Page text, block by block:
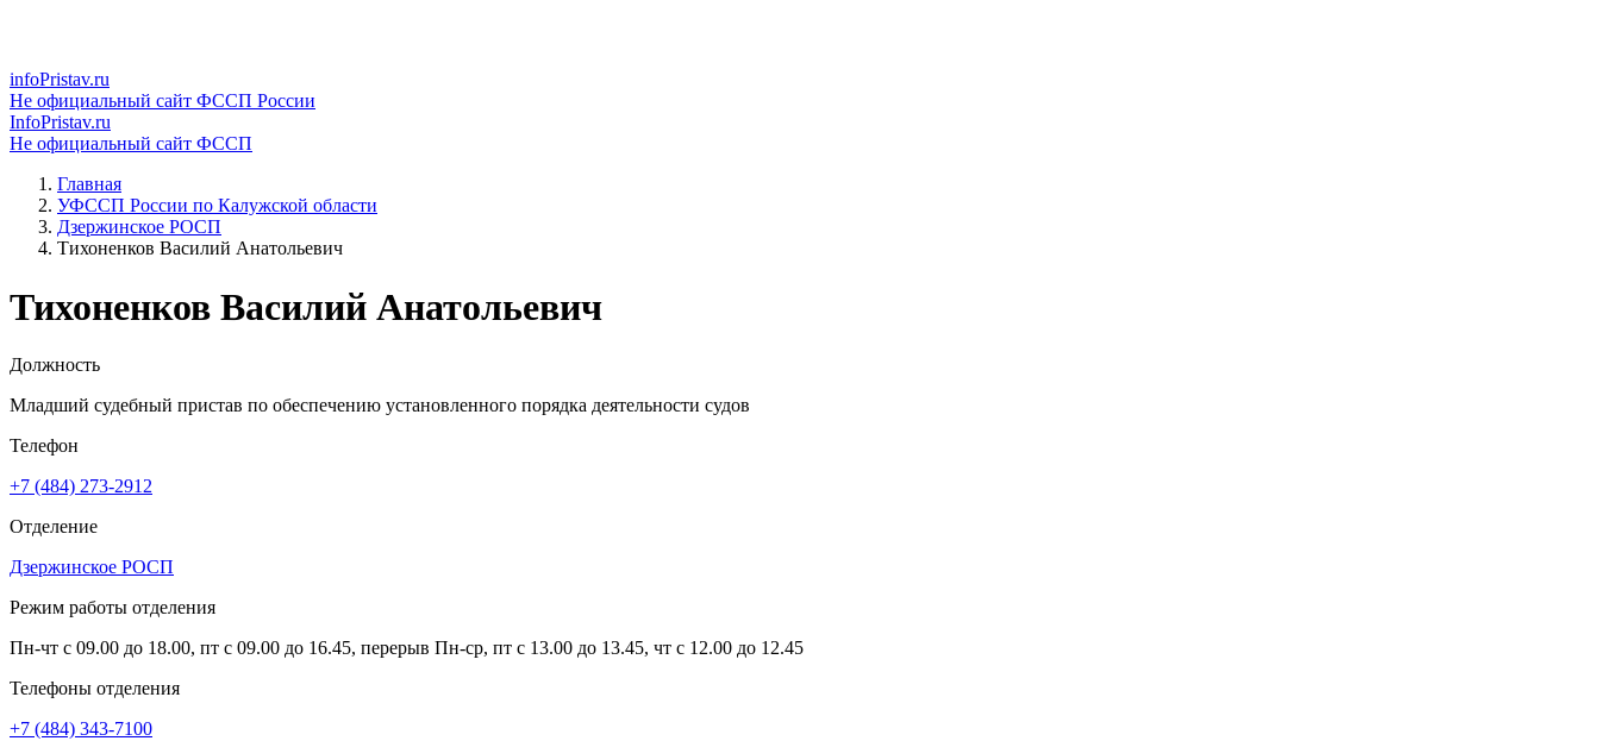
infoPristav.ru
Не официальный сайт ФССП России
InfoPristav.ru
Не официальный сайт ФССП
Главная
УФССП России по Калужской области
Дзержинское РОСП
Тихоненков Василий Анатольевич
Тихоненков Василий Анатольевич
Должность
Младший судебный пристав по обеспечению установленного порядка деятельности судов
Телефон
+7 (484) 273-2912
Отделение
Дзержинское РОСП
Режим работы отделения
Пн-чт с 09.00 до 18.00, пт с 09.00 до 16.45, перерыв Пн-ср, пт с 13.00 до 13.45, чт с 12.00 до 12.45
Телефоны отделения
+7 (484) 343-7100